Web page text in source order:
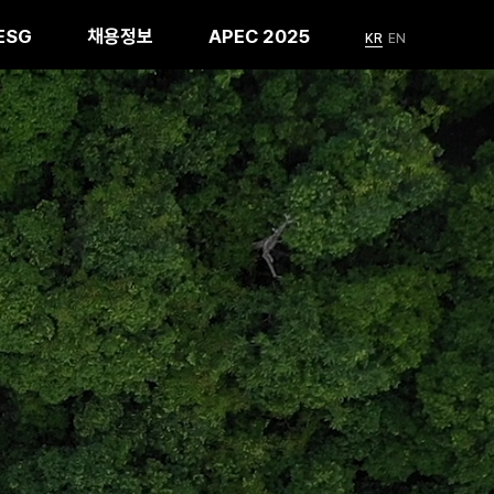
엔터테인먼트
포토그레이(PHOTOGRAY)
IR 문의
리경영
ESG Library
지속가능경영보고서
Policy
채용정보 APEC 2025 KR EN